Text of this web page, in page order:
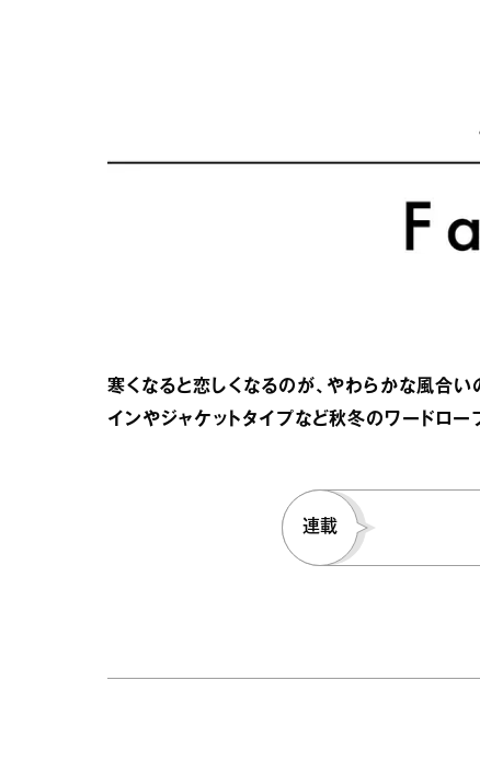
寒くなると恋しくなるのが、やわらかな風合
インやジャケットタイプなど秋冬のワードロ
連載